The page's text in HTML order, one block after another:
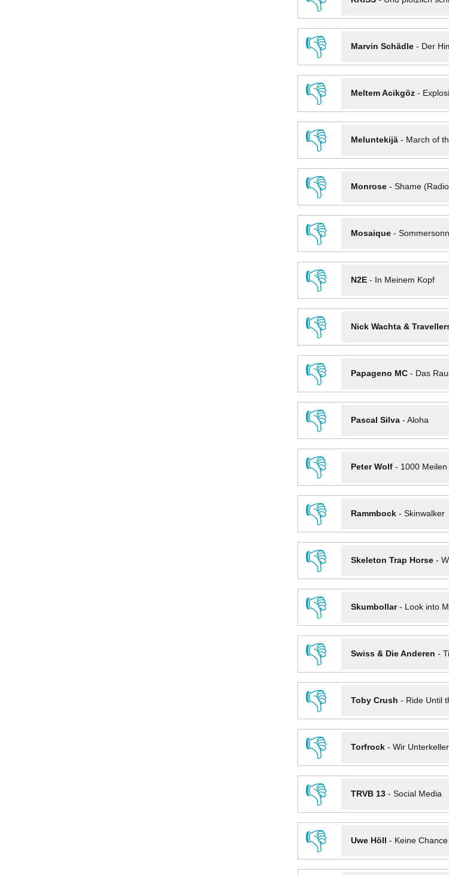
👎
Marvin Schädle- Der
👎
Meltem Acikgöz-
👎
Meluntekijä- March of
👎
Monrose- Shame
👎
Mosaique-
👎
N2E- In Meinem Kopf
👎
Nick Wachta &
👎
Papageno MC- Das
👎
Pascal Silva- Aloha
👎
Peter Wolf- 1000
👎
Rammbock- Skinwalker
👎
Skeleton Trap Horse-
👎
Skumbollar- Look into
👎
Swiss & Die Anderen -
👎
Toby Crush - Ride Until
👎
Torfrock- Wir
👎
TRVB 13- Social Media
👎
Uwe Höll - Keine Chance